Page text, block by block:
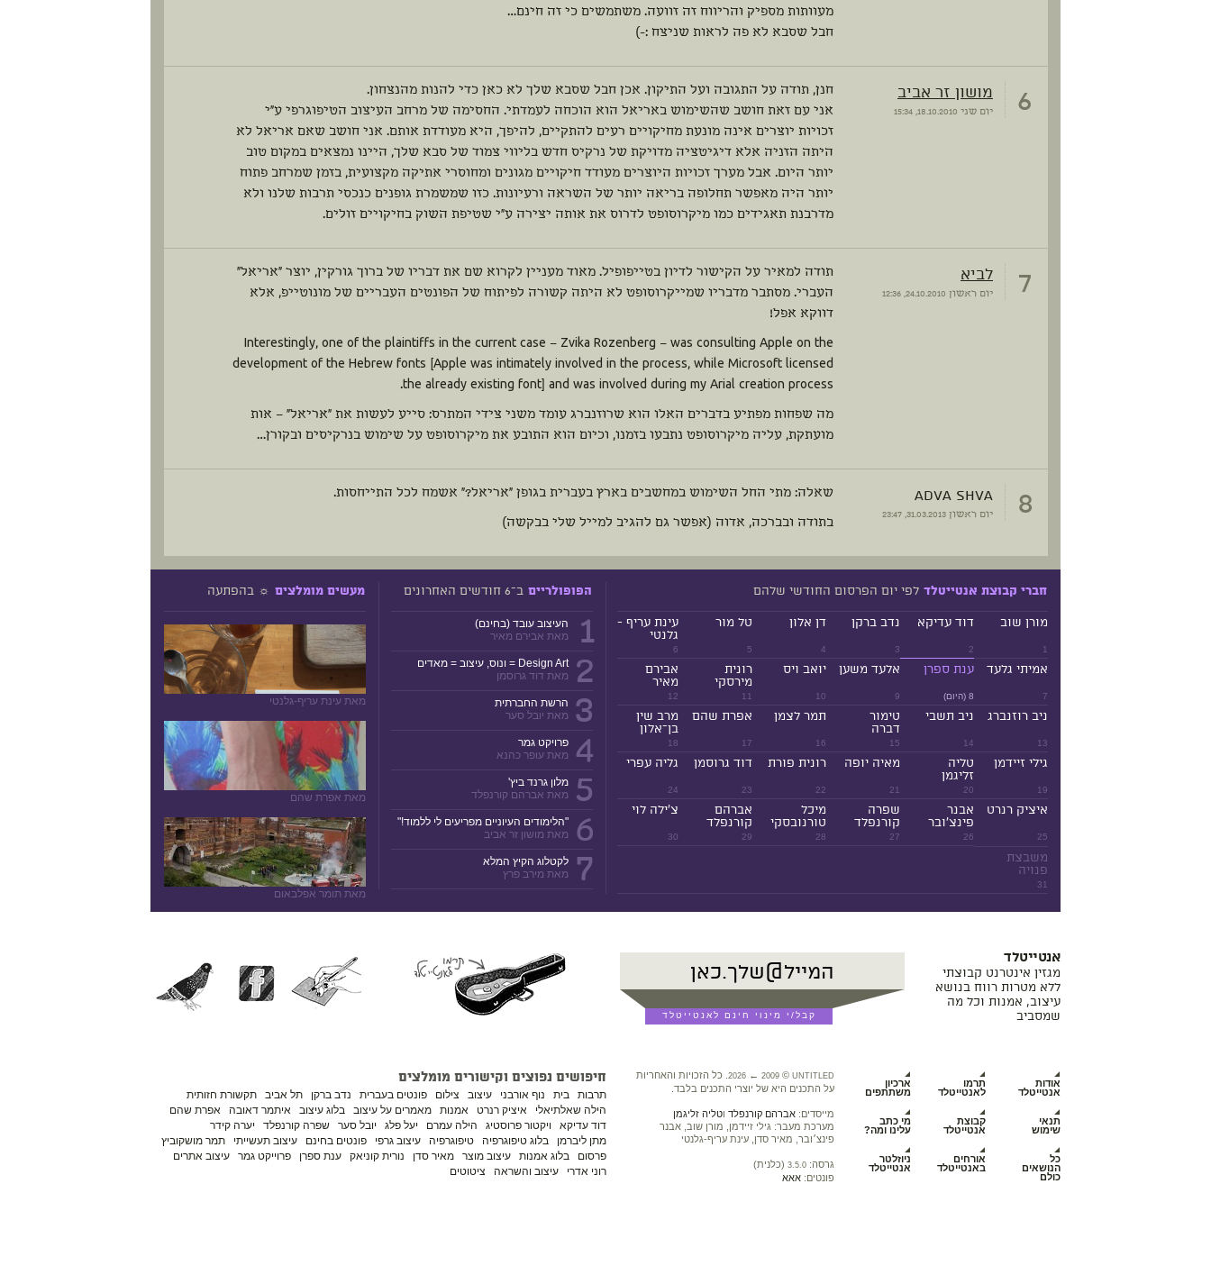
מעוותות מספיק והריווח זה זוועה. משתמשים כי זה חינם…
חבל שסבא לא פה לראות שניצח :-)
6 מושון זר אביב
יום שני
חנן, תודה על התגובה ועל התיקון. אכן חבל שסבא שלך לא כאן כדי להנות מהנצחון.
אני עם זאת חושב שהשימוש באריאל הוא הוכחה לעמדתי. החסימה של מרחב העיצוב הטיפוגרפי ע"י
זכויות יוצרים אינה מונעת מחיקויים רעים להתקיים, להיפך, היא מעודדת אותם. אני חושב שאם אריאל לא
היתה הזניה אלא דיגיטציה מדויקת של נרקיס חדש בליווי צמוד של סבא שלך, היינו נמצאים במקום טוב
יותר היום. אבל מערך זכויות היוצרים מעודד חיקויים מגונים ומחוסרי אתיקה מקצועית, בזמן שמרחב פתוח
יותר היה מאפשר תחלופה בריאה יותר של השראה ורעיונות. כזו שמשמרת גופנים כנכסי תרבות שלנו ולא
מדרבנת תאגידים כמו מיקרוסופט לדרוס את אותה יצירה ע"י שטיפת השוק בחיקויים זולים.
7 לביא
יום ראשון
תודה למאיר על הקישור לדיון בטייפופיל. מאוד מעניין לקרוא שם את דבריו של ברוך גורקין, יוצר "אריאל"
העברי. מסתבר מדבריו שמייקרוסופט לא היתה קשורה לפיתוח של הפונטים העבריים של מונוטייפ, אלא
דווקא אפל!
Interestingly, one of the plaintiffs in the current case – Zvika Rozenberg – was consulting Apple on the
development of the Hebrew fonts [Apple was intimately involved in the process, while Microsoft licensed
the already existing font] and was involved during my Arial creation process.
מה שפחות מפתיע בדברים האלו הוא שרוזנברג עומד משני צידי המתרס: סייע לעשות את "אריאל" – אות
מועתקת, עליה מיקרוסופט נתבעו בזמנו, וכיום הוא התובע את מיקרוסופט על שימוש בנרקיסים ובקורן…
8
Adva shva
יום ראשון
שאלה: מתי החל השימוש במחשבים בארץ בעברית בגופן "אריאל?" אשמח לכל התייחסות.
בתודה ובברכה, אדוה (אפשר גם להגיב למייל שלי בבקשה)
חברי קבוצת אנטייטלד לפי יום הפרסום החודשי שלהם
1
מורן שוב
2
דוד עדיקא
3
נדב ברקן
4
דן אלון
5
טל מור
6
עינת עריף -
גלנטי
7
אמיתי גלעד
8 (היום)
ענת ספרן
9
אלעד משען
10
יואב ויס
11
רונית
מירסקי
12
אבירם
מאיר
13
ניב רוזנברג
14
ניב תשבי
15
טימור
דברה
16
תמר לצמן
17
אפרת שהם
18
מרב שין
בן־אלון
19
גילי זיידמן
20
טליה
זליגמן
21
מאיה יופה
22
רונית פורת
23
דוד גרוסמן
24
גליה עפרי
25
איציק רנרט
26
אבנר
פינצ'ובר
27
שפרה
קורנפלד
28
מיכל
טורנובסקי
29
אברהם
קורנפלד
30
צ'ילה לוי
31
משבצת
פנויה
הפופולריים ב־6 חודשים האחרונים
1
העיצוב עובד (בחינם)
מאת אבירם מאיר
2
Design Art = ונוס, עיצוב = מאדים
מאת דוד גרוסמן
3
הרשת החברתית
מאת יובל סער
4
פרויקט גמר
מאת עופר כהנא
5
מלון גרנד ביץ'
מאת אברהם קורנפלד
6
"הלימודים העיוניים מפריעים לי ללמוד!"
מאת מושון זר אביב
7
לקטלוג הקיץ המלא
מאת מירב פרץ
מעשים מומלצים ☼ בהפתעה
מאת עינת עריף-גלנטי
מאת אפרת שהם
מאת תומר אפלבאום
אנטייטלד
מגזין אינטרנט קבוצתי
ללא מטרות רווח בנושא
עיצוב, אמנות וכל מה
שמסביב
חיפושים נפוצים וקישורים מומלצים
תרבות בית נוף אורבני עיצוב צילום פונטים בעברית נדב ברקן תל אביב
תקשורת חזותית
הילה שאלתיאלי
איציק רנרט אמנות מאמרים על עיצוב בלוג עיצוב איתמר דאובה
אפרת שהם
דוד עדיקא
ויקטור פרוסטיג הילה עמרם יעל פלג יובל סער שפרה קורנפלד
יערה קידר
מתן ליברמן
בלוג טיפוגרפיה טיפוגרפיה עיצוב גרפי פונטים בחינם עיצוב תעשייתי
תמר מושקוביץ
פרסום
בלוג אמנות עיצוב מוצר מאיר סדן נורית קוניאק ענת ספרן פרוייקט גמר
עיצוב אתרים
רוני אדרי
עיצוב והשראה ציטוטים
אודות
אנטייטלד
תרמו
לאנטייטלד
ארכיון
משתתפים
תנאי
שימוש
קבוצת
אנטייטלד
מי כתב
עלינו ומה?
כל
הנושאים
כולם
אורחים
באנטייטלד
ניוזלטר
אנטייטלד
2026 ← 2009 © UNTITLED
. כל הזכויות והאחריות
על התכנים היא של יוצרי התכנים בלבד.
מייסדים: אברהם קורנפלד וטליה זליגמן
מערכת מעבר: גילי זיידמן, מורן שוב, אבנר
פינצ׳ובר, מאיר סדן, עינת עריף-גלנטי
גרסה: 3.5.0 (כלנית)
פונטים: אאא